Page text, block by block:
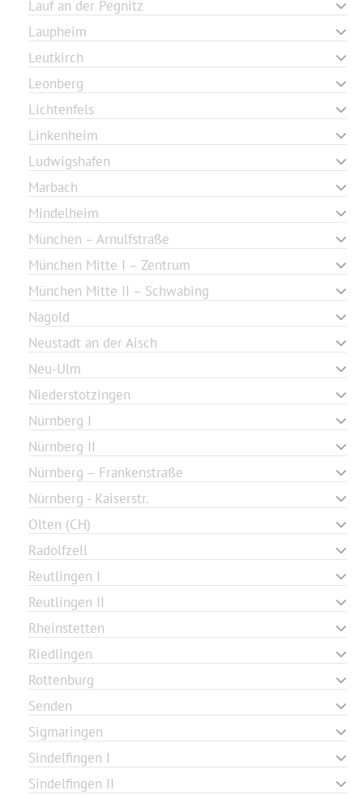
Lauf an der Pegnitz
Laupheim
Leutkirch
Leonberg
Lichtenfels
Linkenheim
Ludwigshafen
Marbach
Mindelheim
München – Arnulfstraße
München Mitte I – Zentrum
München Mitte II – Schwabing
Nagold
Neustadt an der Aisch
Neu-Ulm
Niederstotzingen
Nürnberg I
Nürnberg II
Nürnberg – Frankenstraße
Nürnberg - Kaiserstr.
Olten (CH)
Radolfzell
Reutlingen I
Reutlingen II
Rheinstetten
Riedlingen
Rottenburg
Senden
Sigmaringen
Sindelfingen I
Sindelfingen II